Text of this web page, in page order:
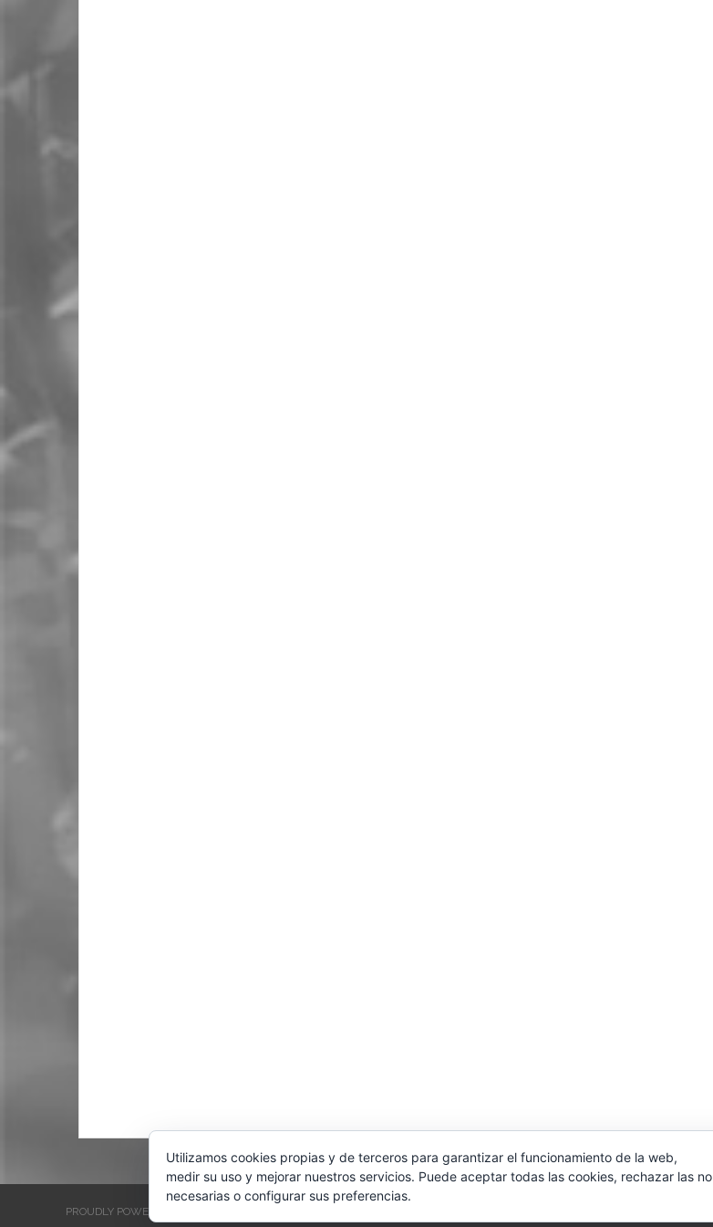
PROUDLY POWERED BY WORDPRESS
Utilizamos cookies propias y de terceros para garantizar el funcionamiento de la web,
medir su uso y mejorar nuestros servicios. Puede aceptar todas las cookies, rechazar las no
necesarias o configurar sus preferencias.